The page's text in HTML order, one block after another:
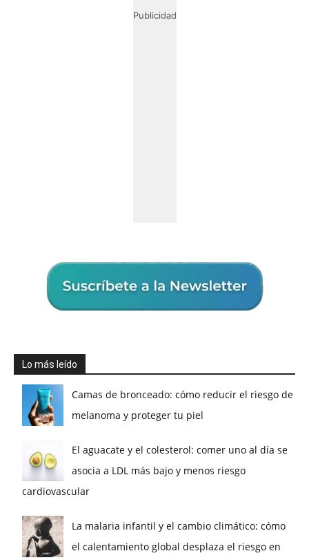
Publicidad
Lo más leído
Camas de bronceado: cómo reducir el riesgo de
melanoma y proteger tu piel
El aguacate y el colesterol: comer uno al día se
asocia a LDL más bajo y menos riesgo
cardiovascular
La malaria infantil y el cambio climático: cómo
el calentamiento global desplaza el riesgo en